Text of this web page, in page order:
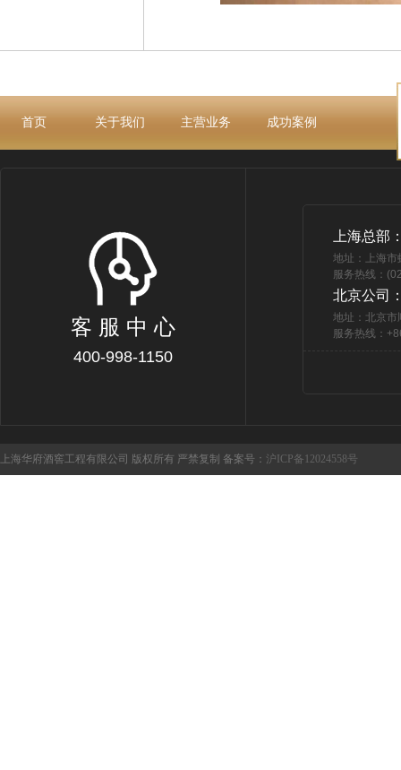
首页 关于我们 主营业务 成功案例
客 服 中 心
400-998-1150
上海总部
地址：上海
服务热线：
北京公司
地址：北京市
服务热线：
上海华府酒窖工程有限公司 版权所有 严禁复制 备案号： 沪ICP备12024558号